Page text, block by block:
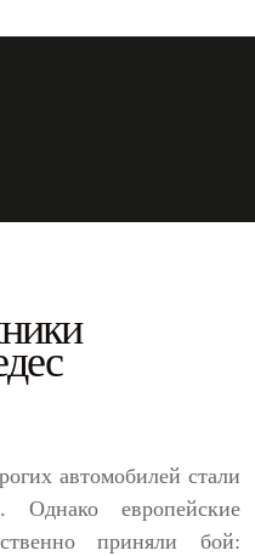
автомобилей стали
Однако европейские
приняли бой: